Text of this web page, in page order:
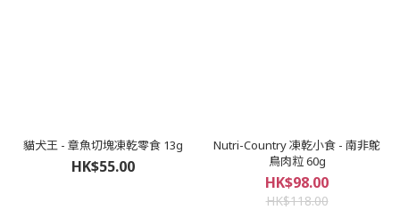
貓犬王 - 章魚切塊凍乾零食 13g
HK$55.00
Nutri-Country 凍乾小食 - 南非鴕
鳥肉粒 60g
HK$98.00
HK$118.00